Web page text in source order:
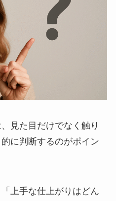
見た目だけでなく触り
に判断するのがポイン
上手な仕上がりはどん